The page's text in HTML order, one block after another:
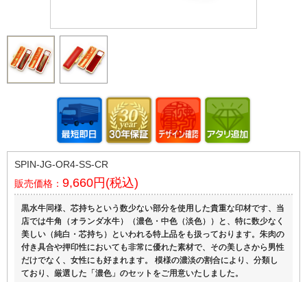
SPIN-JG-OR4-SS-CR
販売価格： 9,660円(税込)
黒水牛同様、芯持ちという数少ない部分を使用した貴重な印材です、当
店では牛角（オランダ水牛）（濃色・中色（淡色））と、特に数少なく
美しい（純白・芯持ち）といわれる特上品をも扱っております。朱肉の
付き具合や押印性においても非常に優れた素材で、その美しさから男性
だけでなく、女性にも好まれます。 模様の濃淡の割合により、分類し
ており、厳選した「濃色」のセットをご用意いたしました。